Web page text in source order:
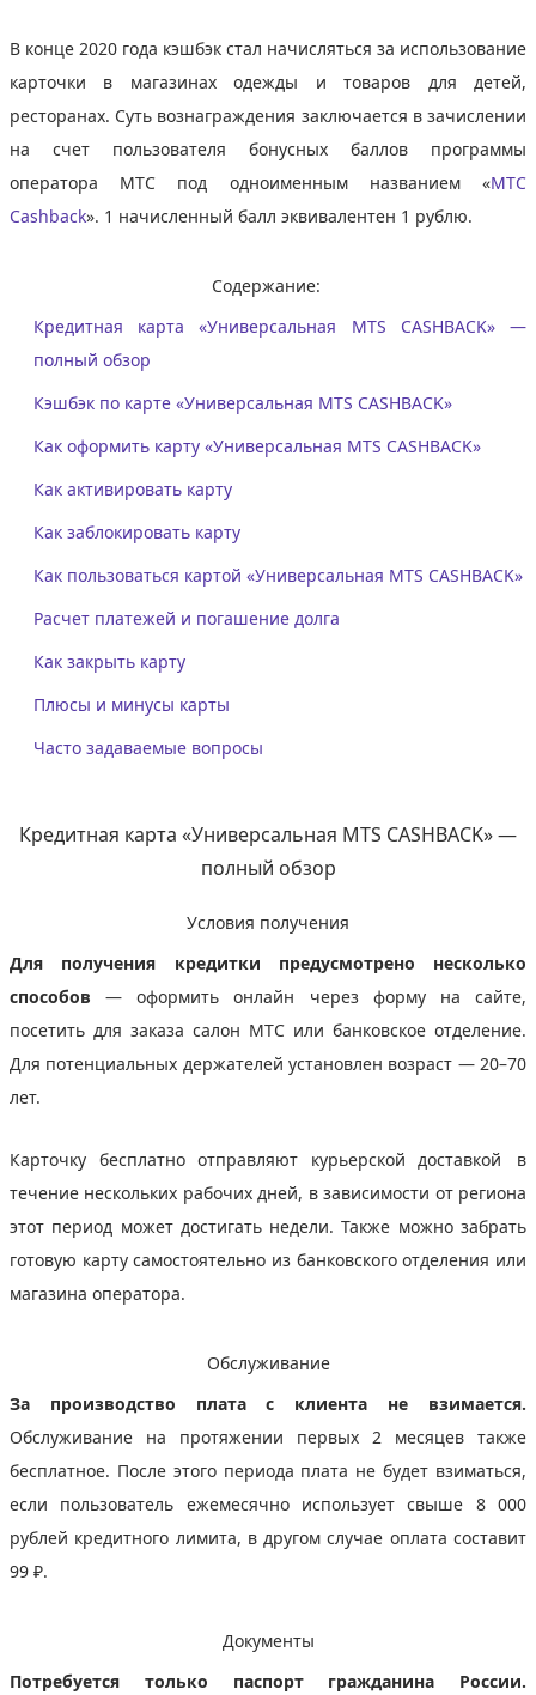
В конце 2020 года кэшбэк стал начисляться за использование
карточки в магазинах одежды и товаров для детей,
ресторанах. Суть вознаграждения заключается в зачислении
на счет пользователя бонусных баллов программы
оператора МТС под одноименным названием «МТС
Cashback». 1 начисленный балл эквивалентен 1 рублю.
Содержание:
Кредитная карта «Универсальная MTS CASHBACK» —
полный обзор
Кэшбэк по карте «Универсальная MTS CASHBACK»
Как оформить карту «Универсальная MTS CASHBACK»
Как активировать карту
Как заблокировать карту
Как пользоваться картой «Универсальная MTS CASHBACK»
Расчет платежей и погашение долга
Как закрыть карту
Плюсы и минусы карты
Часто задаваемые вопросы
Кредитная карта «Универсальная MTS CASHBACK» —
полный обзор
Условия получения
Для получения кредитки предусмотрено несколько
способов — оформить онлайн через форму на сайте,
посетить для заказа салон МТС или банковское отделение.
Для потенциальных держателей установлен возраст — 20–70
лет.
Карточку бесплатно отправляют курьерской доставкой в
течение нескольких рабочих дней, в зависимости от региона
этот период может достигать недели. Также можно забрать
готовую карту самостоятельно из банковского отделения или
магазина оператора.
Обслуживание
За производство плата с клиента не взимается.
Обслуживание на протяжении первых 2 месяцев также
бесплатное. После этого периода плата не будет взиматься,
если пользователь ежемесячно использует свыше 8 000
рублей кредитного лимита, в другом случае оплата составит
99 ₽.
Документы
Потребуется только паспорт гражданина России.